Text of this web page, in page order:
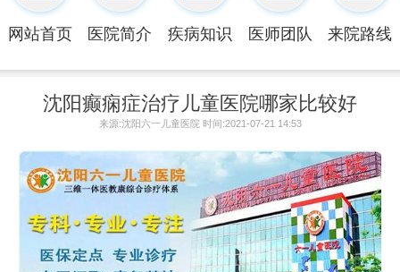
网站首页 医院简介 疾病知识 医师团队 来院路线
沈阳癫痫症治疗儿童医院哪家比较好
来源:沈阳六一儿童医院 时间:2021-07-21 14:53